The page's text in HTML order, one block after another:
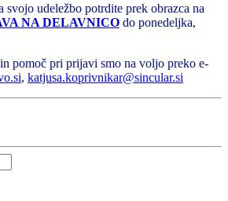
udeležbo potrdite prek obrazca na
NA DELAVNICO do ponedeljka,
pomoč pri prijavi smo na voljo preko e-
, katjusa.koprivnikar@sincular.si